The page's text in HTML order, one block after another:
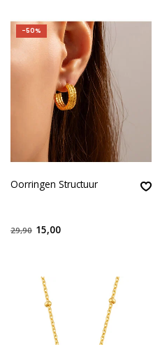
-50%
Oorringen Structuur
29,90 15,00